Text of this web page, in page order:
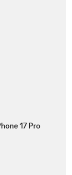
17 Pro